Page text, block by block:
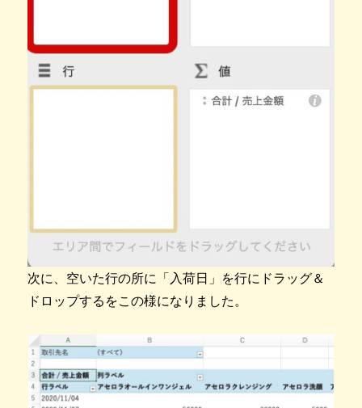
次に、空いた行の所に「入荷日」を行にドラッグ＆
ドロップするをこの様になりました。